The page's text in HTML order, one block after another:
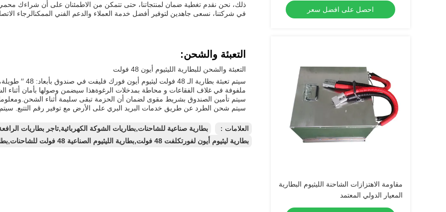
احصل على افضل سعر
مقاومة الاهتزازات الشاحنة الليثيوم البطارية
المعيار الدولي المعتمد
ذلك، نحن نقدم تغطية ضمان لمنتجاتنا، حتى تتمكن من الاطمئنان على أن شراءك
في شركتنا، نسعى جاهدين لتوفير أفضل خدمة العملاء والدعم الفني الممكنالرجاء
التعبئة والشحن:
التعبئة والشحن للبطارية الليثيوم أيون 48 فولت
ملفوفة في غلاف الفقاعات و محاطة بمدخلات الرغوةهذا سيضمن وصولها بأمان أثناء
سيتم تأمين الصندوق بشريط مقوى لضمان أن الحزمة تبقى سليمة أثناء
سيتم شحن الطرد عن طريق خدمات البريد البري على الأرض مع توفير رقم التتبع. سيتم
العلامات：
بطارية صناعية للشاحنات,بطاريات الشوكة الكهربائية,تاجر بطاريات
بطارية ليثيوم أيون لفورتكلفت 48 فولت,بطارية الليثيوم الصناعية 48 فولت للشاحنات,بطارية الليثيوم للشاحنات